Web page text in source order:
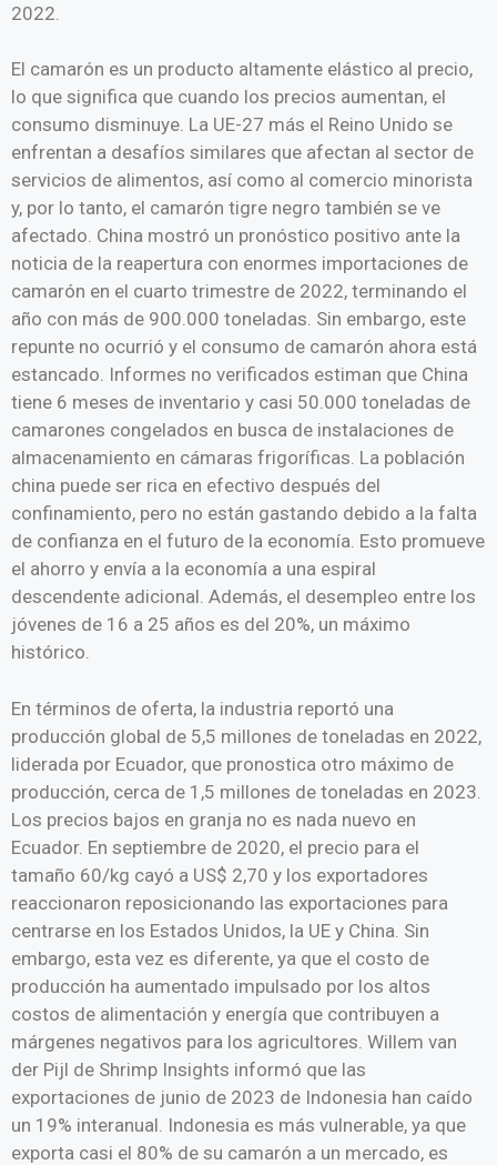
2022.
El camarón es un producto altamente elástico al precio,
lo que significa que cuando los precios aumentan, el
consumo disminuye. La UE-27 más el Reino Unido se
enfrentan a desafíos similares que afectan al sector de
servicios de alimentos, así como al comercio minorista
y, por lo tanto, el camarón tigre negro también se ve
afectado. China mostró un pronóstico positivo ante la
noticia de la reapertura con enormes importaciones de
camarón en el cuarto trimestre de 2022, terminando el
año con más de 900.000 toneladas. Sin embargo, este
repunte no ocurrió y el consumo de camarón ahora está
estancado. Informes no verificados estiman que China
tiene 6 meses de inventario y casi 50.000 toneladas de
camarones congelados en busca de instalaciones de
almacenamiento en cámaras frigoríficas. La población
china puede ser rica en efectivo después del
confinamiento, pero no están gastando debido a la falta
de confianza en el futuro de la economía. Esto promueve
el ahorro y envía a la economía a una espiral
descendente adicional. Además, el desempleo entre los
jóvenes de 16 a 25 años es del 20%, un máximo
histórico.
En términos de oferta, la industria reportó una
producción global de 5,5 millones de toneladas en 2022,
liderada por Ecuador, que pronostica otro máximo de
producción, cerca de 1,5 millones de toneladas en 2023.
Los precios bajos en granja no es nada nuevo en
Ecuador. En septiembre de 2020, el precio para el
tamaño 60/kg cayó a US$ 2,70 y los exportadores
reaccionaron reposicionando las exportaciones para
centrarse en los Estados Unidos, la UE y China. Sin
embargo, esta vez es diferente, ya que el costo de
producción ha aumentado impulsado por los altos
costos de alimentación y energía que contribuyen a
márgenes negativos para los agricultores. Willem van
der Pijl de Shrimp Insights informó que las
exportaciones de junio de 2023 de Indonesia han caído
un 19% interanual. Indonesia es más vulnerable, ya que
exporta casi el 80% de su camarón a un mercado, es